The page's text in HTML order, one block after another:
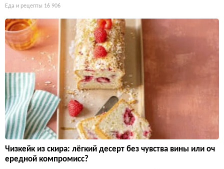
Еда и рецепты 16 906
Чизкейк из скира: лёгкий десерт без чувства вины или оч
ередной компромисс?